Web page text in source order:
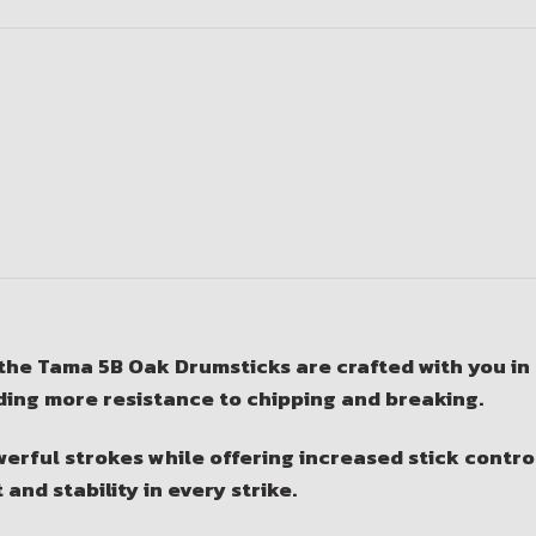
Tama 5B Oak Drumsticksare crafted with you
more resistance to chipping and breaking.
strokes while offering increased stick
and stability in every strike.